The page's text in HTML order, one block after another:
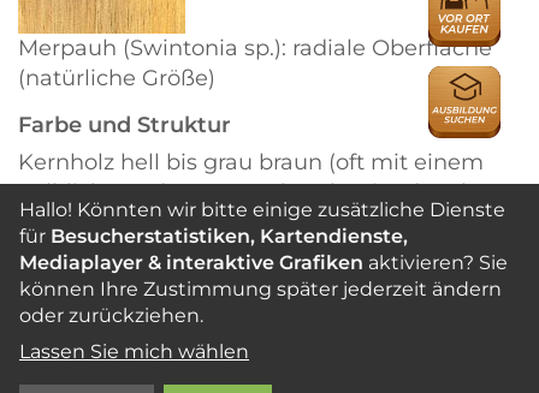
Merpauh (Swintonia sp.): radiale Oberfläche
(natürliche Größe)
Farbe und Struktur
Kernholz hell bis grau braun (oft mit einem
gelblichen oder rosa Farbton), mit oder ohne
Farbstreifen (normal geformtes Kernholz ist
einheitlich in der Farbe, einige Stämme
jedoch entwickeln im Alter einen fakultativen
Kern mit braun orangen bis rötlichen
Farbstreifen). Das Splintholz ist meist
Hallo! Könnten wir bitte einige zusätzliche Dienste
für Besucherstatistiken, Kartendienste,
Mediaplayer & interaktive Grafiken aktivieren? Sie
können Ihre Zustimmung später jederzeit ändern
oder zurückziehen.
Lassen Sie mich wählen